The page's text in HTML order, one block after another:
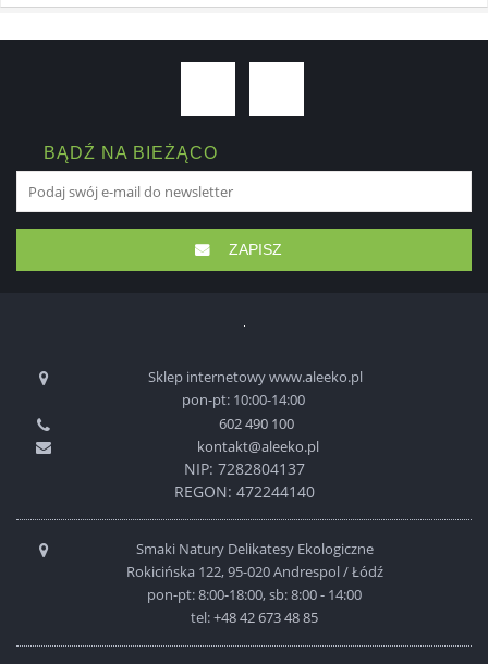
BĄDŹ NA BIEŻĄCO
ZAPISZ
Sklep internetowy www.aleeko.pl
pon-pt: 10:00-14:00
602 490 100
kontakt@aleeko.pl
NIP: 7282804137
REGON: 472244140
Smaki Natury Delikatesy Ekologiczne
Rokicińska 122, 95-020 Andrespol / Łódź
pon-pt: 8:00-18:00, sb: 8:00 - 14:00
tel:+48 42 673 48 85